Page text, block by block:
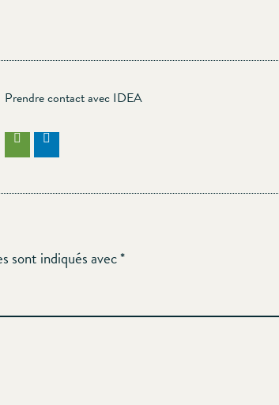
Prendre contact avec IDEA
sont indiqués avec*